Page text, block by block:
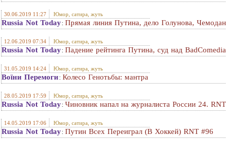
30.06.2019 11:27 Юмор, сатира, жуть
Russia Not Today: Прямая линия Путина, дело Голунова,
12.06.2019 07:34 Юмор, сатира, жуть
Russia Not Today: Падение рейтинга Путина, суд над
31.05.2019 14:24 Юмор, сатира, жуть
Воїни Перемоги: Колесо Генотьбы: мантра
28.05.2019 17:59 Юмор, сатира, жуть
Russia Not Today: Чиновник напал на журналиста России 24.
14.05.2019 17:06 Юмор, сатира, жуть
Russia Not Today: Путин Всех Переиграл (В Хоккей) RNT #96